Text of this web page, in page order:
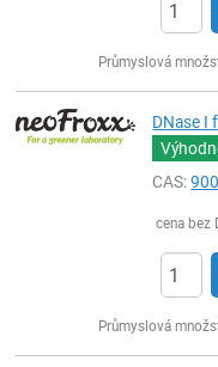
Průmyslová
DNase I
CAS:
cena bez
Průmyslová